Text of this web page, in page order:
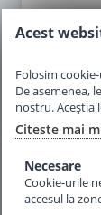
Acest
Folosim
De asemenea,
nostru. Aceștia
Citeste mai
Necesare
Cookie-urile
accesul la